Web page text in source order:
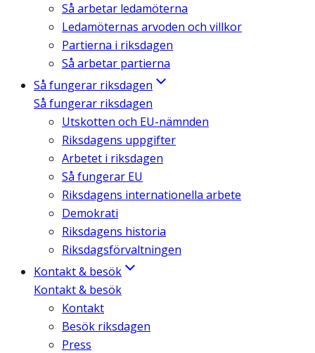
Så arbetar ledamöterna
Ledamöternas arvoden och villkor
Partierna i riksdagen
Så arbetar partierna
Så fungerar riksdagen
Så fungerar riksdagen
Utskotten och EU-nämnden
Riksdagens uppgifter
Arbetet i riksdagen
Så fungerar EU
Riksdagens internationella arbete
Demokrati
Riksdagens historia
Riksdagsförvaltningen
Kontakt & besök
Kontakt & besök
Kontakt
Besök riksdagen
Press